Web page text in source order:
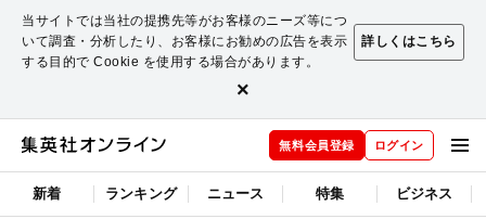
当サイトでは当社の提携先等がお客様のニーズ等につ
いて調査・分析したり、お客様にお勧めの広告を表示
する目的で Cookie を使用する場合があります。
詳しくはこちら
×
無料会員登録 ログイン
新着 ランキング ニュース 特集 ビジネス